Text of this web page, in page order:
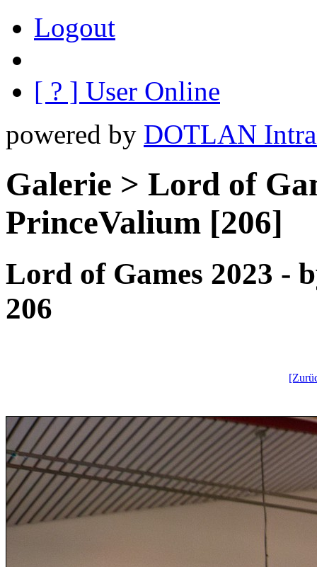
Logout
[ ? ] User Online
powered by DOTLAN
Galerie > Lord of
PrinceValium [206]
Lord of Games 2023 -
206